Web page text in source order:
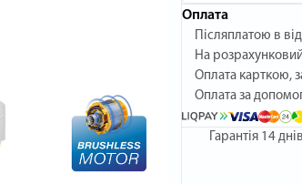
Оплата
Післяплатою в
На
Оплата карткою,
Оплата за
Гарантія 14